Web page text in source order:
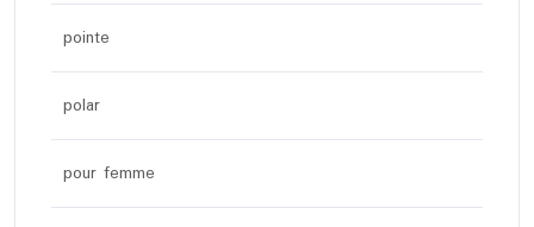
pointe
polar
pour femme